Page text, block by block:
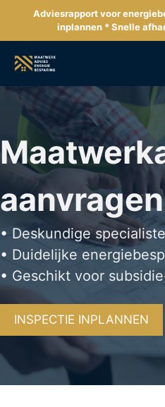
de
inhoud
Adviesrapport voor
inplannen * Snelle
aanvragen
• Deskundige
• Duidelijke
• Geschikt voor
INSPECTIE INPLANNEN